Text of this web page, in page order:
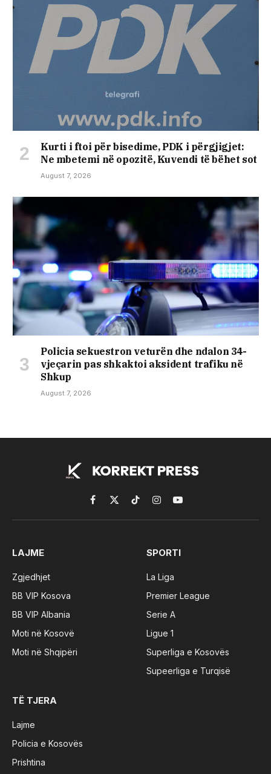
​Kurti i ftoi për bisedime, PDK i përgjigjet:
Ne mbetemi në opozitë, Kuvendi të bëhet sot
August 7, 2026
Policia sekuestron veturën dhe ndalon 34-
vjeçarin pas shkaktoi aksident trafiku në
Shkup
August 7, 2026
Facebook
X
(Twitter)
TikTokInstagramYouTube
LAJME
Zgjedhjet
BB VIP Kosova
BB VIP Albania
Moti në Kosovë
Moti në Shqipëri
SPORTI
La Liga
Premier League
Serie A
Ligue 1
Superliga e Kosovës
Supeerliga e Turqisë
TË TJERA
Lajme
Policia e Kosovës
Prishtina